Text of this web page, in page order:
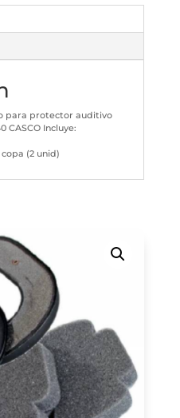
para protector auditivo
CASCO Incluye:
(2 unid)